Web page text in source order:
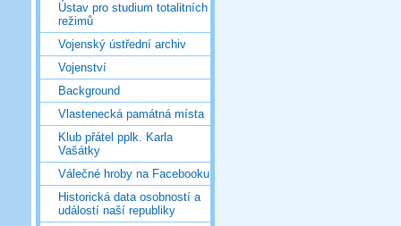
Ústav pro studium totalitních
režimů
Vojenský ústřední archiv
Vojenství
Background
Vlastenecká památná místa
Klub přátel pplk. Karla
Vašátky
Válečné hroby na Facebooku
Historická data osobností a
událostí naší republiky